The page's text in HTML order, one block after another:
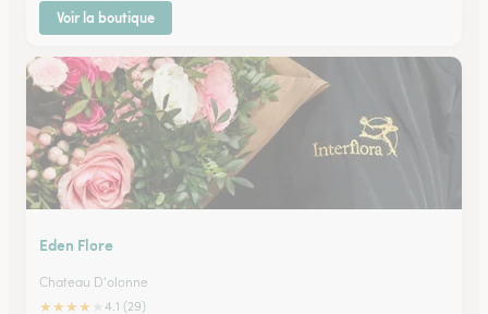
Voir la boutique
Eden Flore
Chateau D'olonne
★★★★
4.1 (29)